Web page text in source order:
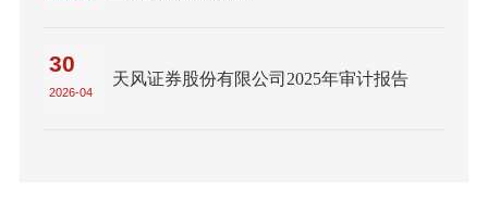
30
2026-04
天风证券股份有限公司2025年审计报告